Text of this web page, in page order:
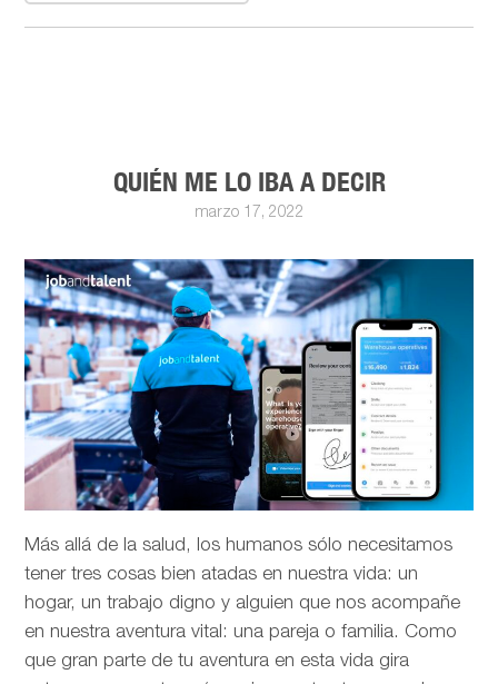
QUIÉN ME LO IBA A DECIR
marzo 17, 2022
Más allá de la salud, los humanos sólo necesitamos
tener tres cosas bien atadas en nuestra vida: un
hogar, un trabajo digno y alguien que nos acompañe
en nuestra aventura vital: una pareja o familia. Como
que gran parte de tu aventura en esta vida gira